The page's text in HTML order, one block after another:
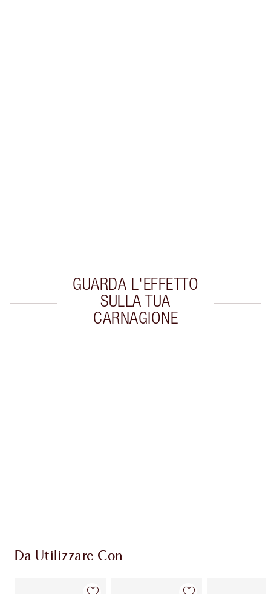
GUARDA L'EFFETTO
SULLA TUA
CARNAGIONE
Da Utilizzare Con